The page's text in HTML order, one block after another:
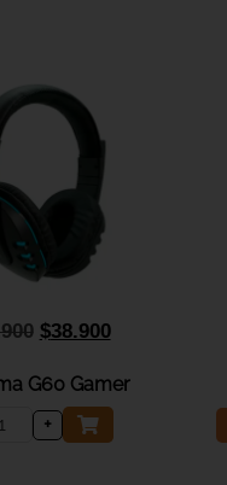
$38.900
G60 Gamer
+